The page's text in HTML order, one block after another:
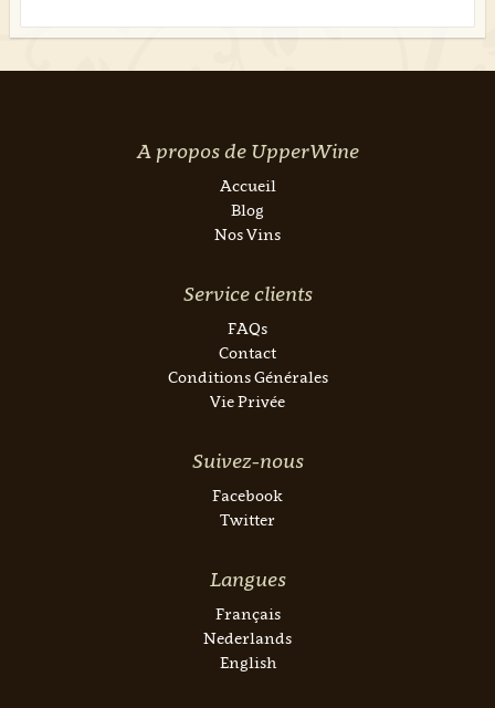
A propos de UpperWine
Accueil
Blog
Nos Vins
Service clients
FAQs
Contact
Conditions Générales
Vie Privée
Suivez-nous
Facebook
Twitter
Langues
Français
Nederlands
English